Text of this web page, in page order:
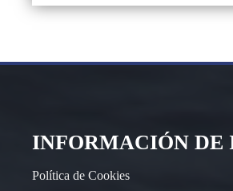
INFORMACIÓN DE
Política de Cookies